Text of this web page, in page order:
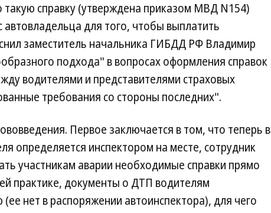
справку (утверждена приказом МВД N154)
для того, чтобы выплатить
заместитель начальника ГИБДД РФ Владимир
подхода" в вопросах оформления справок
водителями и представителями страховых
требования со стороны последних".
Первое заключается в том, что теперь в
определяется инспектором на месте, сотрудник
участникам аварии необходимые справки прямо
практике, документы о ДТП водителям
нет в распоряжении автоинспектора), для чего